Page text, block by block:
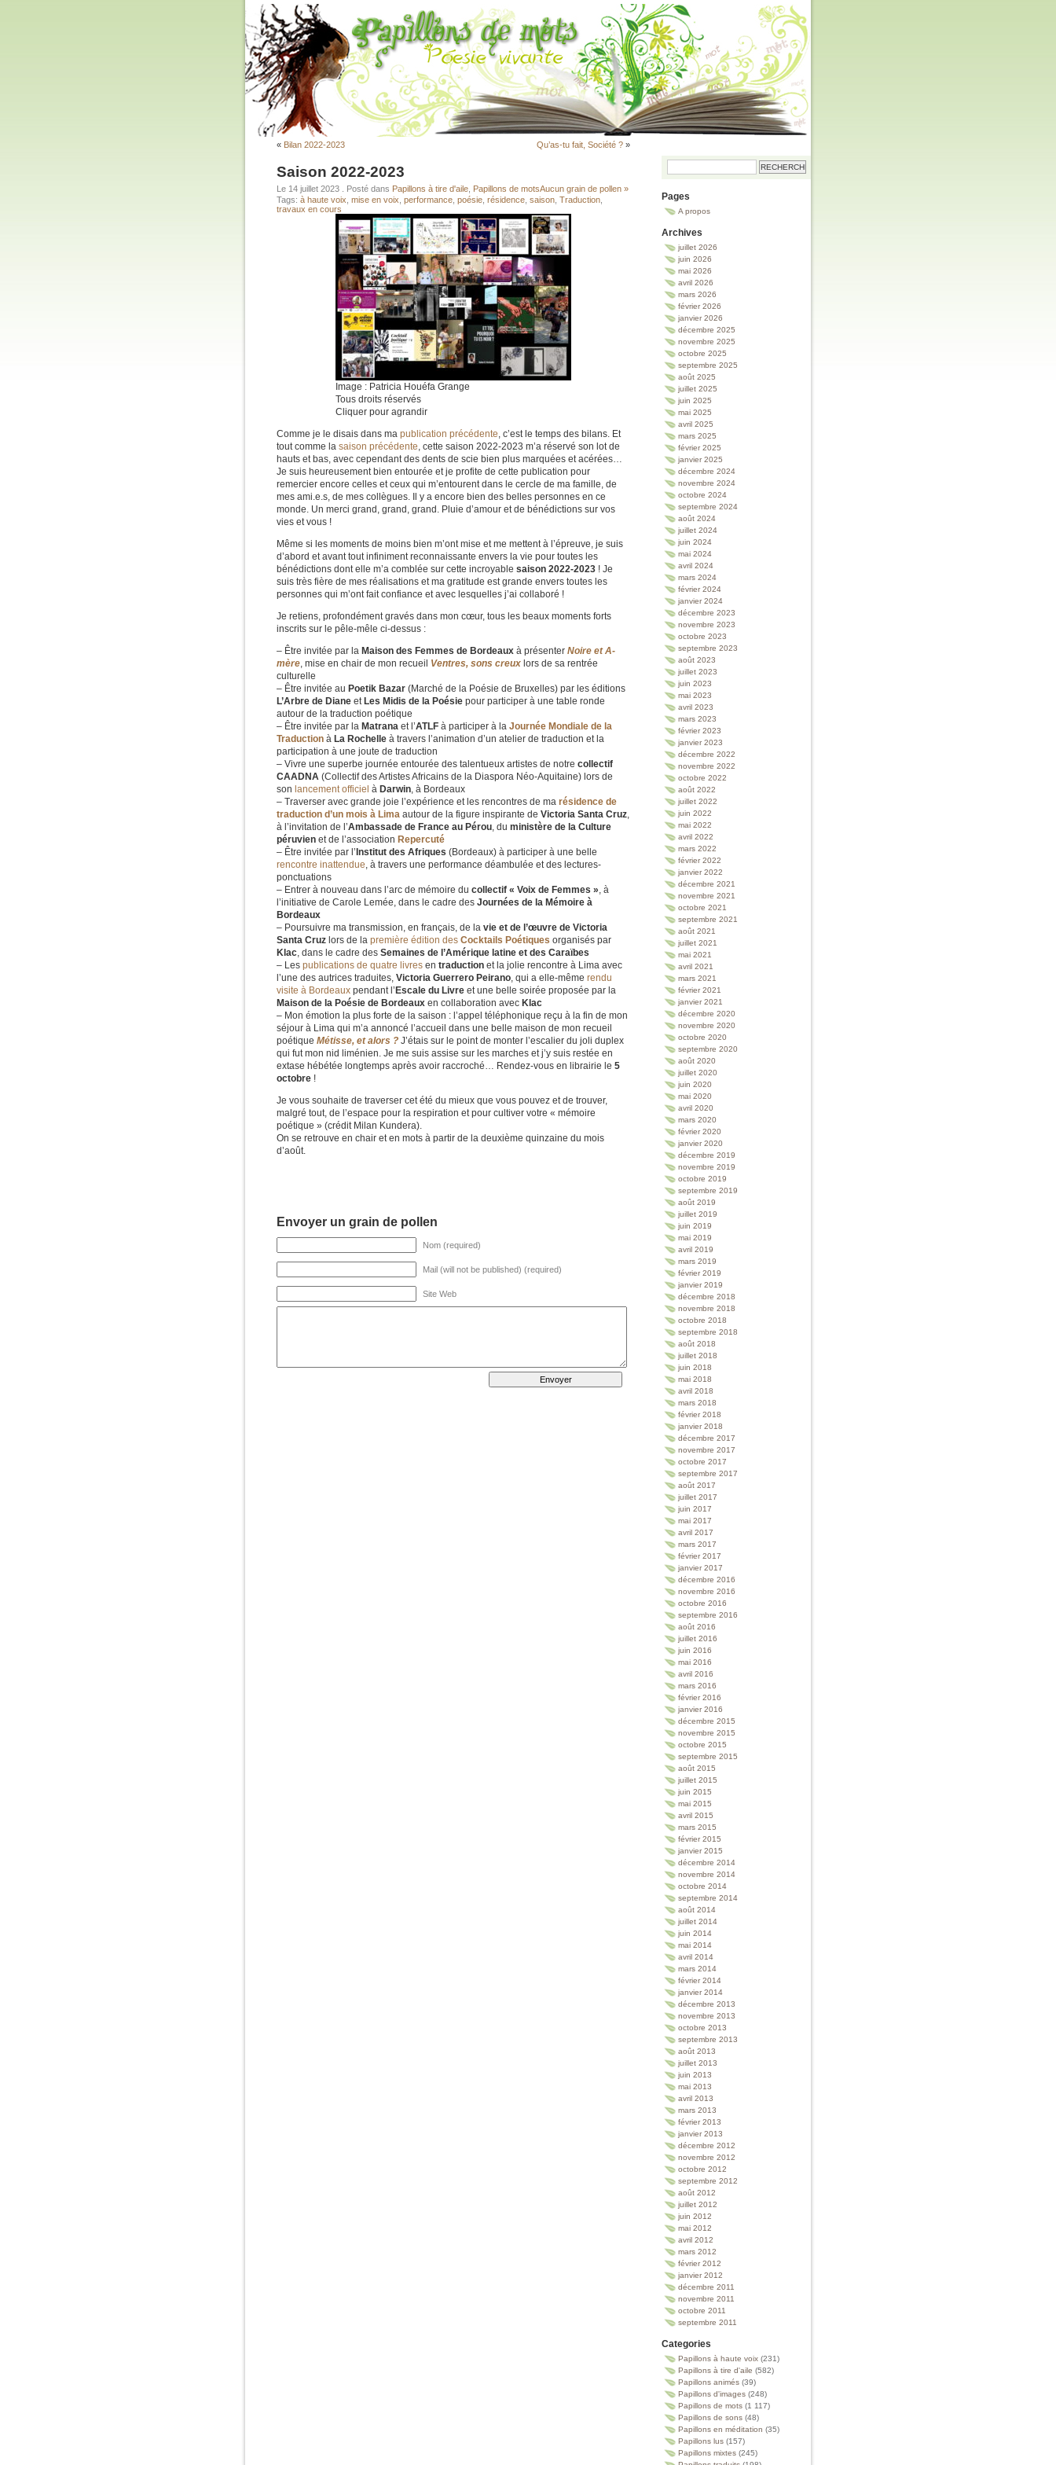
« Bilan 2022-2023 Qu’as-tu fait, Société ? »
Saison 2022-2023
Le 14 juillet 2023 . Posté dans Papillons à tire d'aile Papillons de motsAucun grain de pollen »
Tags: à haute voix mise en voix performance poésie résidence saison Traduction
travaux en cours
Image : Patricia Houéfa Grange
Tous droits réservés
Cliquer pour agrandir
Comme je le disais dans ma publication précédente, c’est le temps des bilans. Et
tout comme la saison précédente, cette saison 2022-2023 m’a réservé son lot de
hauts et bas, avec cependant des dents de scie bien plus marquées et acérées…
Je suis heureusement bien entourée et je profite de cette publication pour
remercier encore celles et ceux qui m’entourent dans le cercle de ma famille, de
mes ami.e.s, de mes collègues. Il y a encore bien des belles personnes en ce
monde. Un merci grand, grand, grand. Pluie d’amour et de bénédictions sur vos
vies et vous !
Même si les moments de moins bien m’ont mise et me mettent à l’épreuve, je suis
d’abord et avant tout infiniment reconnaissante envers la vie pour toutes les
bénédictions dont elle m’a comblée sur cette incroyable saison 2022-2023 ! Je
suis très fière de mes réalisations et ma gratitude est grande envers toutes les
personnes qui m’ont fait confiance et avec lesquelles j’ai collaboré !
Je retiens, profondément gravés dans mon cœur, tous les beaux moments forts
inscrits sur le pêle-mêle ci-dessus :
– Être invitée par la Maison des Femmes de Bordeaux à présenter Noire et A-
mère, mise en chair de mon recueil Ventres, sons creux lors de sa rentrée
culturelle
– Être invitée au Poetik Bazar (Marché de la Poésie de Bruxelles) par les éditions
L’Arbre de Diane et Les Midis de la Poésie pour participer à une table ronde
autour de la traduction poétique
– Être invitée par la Matrana et l’ATLF à participer à la Journée Mondiale de la
Traduction à La Rochelle à travers l’animation d’un atelier de traduction et la
participation à une joute de traduction
– Vivre une superbe journée entourée des talentueux artistes de notre collectif
CAADNA (Collectif des Artistes Africains de la Diaspora Néo-Aquitaine) lors de
son lancement officiel à Darwin, à Bordeaux
– Traverser avec grande joie l’expérience et les rencontres de ma résidence de
traduction d’un mois à Lima autour de la figure inspirante de Victoria Santa Cruz,
à l’invitation de l’Ambassade de France au Pérou, du ministère de la Culture
péruvien et de l’association Repercuté
– Être invitée par l’ Institut des Afriques (Bordeaux) à participer à une belle
rencontre inattendue, à travers une performance déambulée et des lectures-
ponctuations
– Entrer à nouveau dans l’arc de mémoire du collectif « Voix de Femmes », à
l’initiative de Carole Lemée, dans le cadre des Journées de la Mémoire à
Bordeaux
– Poursuivre ma transmission, en français, de la vie et de l’œuvre de Victoria
Santa Cruz lors de la première édition des Cocktails Poétiques organisés par
Klac, dans le cadre des Semaines de l’Amérique latine et des Caraïbes
– Les publications de quatre livres en traduction et la jolie rencontre à Lima avec
l’une des autrices traduites, Victoria Guerrero Peirano, qui a elle-même rendu
visite à Bordeaux pendant l’ Escale du Livre et une belle soirée proposée par la
Maison de la Poésie de Bordeaux en collaboration avec Klac
– Mon émotion la plus forte de la saison : l’appel téléphonique reçu à la fin de mon
séjour à Lima qui m’a annoncé l’accueil dans une belle maison de mon recueil
poétique Métisse, et alors ? J’étais sur le point de monter l’escalier du joli duplex
qui fut mon nid liménien. Je me suis assise sur les marches et j’y suis restée en
extase hébétée longtemps après avoir raccroché… Rendez-vous en librairie le 5
octobre !
Je vous souhaite de traverser cet été du mieux que vous pouvez et de trouver,
malgré tout, de l’espace pour la respiration et pour cultiver votre « mémoire
poétique » (crédit Milan Kundera).
On se retrouve en chair et en mots à partir de la deuxième quinzaine du mois
d’août.
Envoyer un grain de pollen
Nom (required)
Mail (will not be published) (required)
Site Web
Pages
A propos
Archives
juillet 2026
juin 2026
mai 2026
avril 2026
mars 2026
février 2026
janvier 2026
décembre 2025
novembre 2025
octobre 2025
septembre 2025
août 2025
juillet 2025
juin 2025
mai 2025
avril 2025
mars 2025
février 2025
janvier 2025
décembre 2024
novembre 2024
octobre 2024
septembre 2024
août 2024
juillet 2024
juin 2024
mai 2024
avril 2024
mars 2024
février 2024
janvier 2024
décembre 2023
novembre 2023
octobre 2023
septembre 2023
août 2023
juillet 2023
juin 2023
mai 2023
avril 2023
mars 2023
février 2023
janvier 2023
décembre 2022
novembre 2022
octobre 2022
août 2022
juillet 2022
juin 2022
mai 2022
avril 2022
mars 2022
février 2022
janvier 2022
décembre 2021
novembre 2021
octobre 2021
septembre 2021
août 2021
juillet 2021
mai 2021
avril 2021
mars 2021
février 2021
janvier 2021
décembre 2020
novembre 2020
octobre 2020
septembre 2020
août 2020
juillet 2020
juin 2020
mai 2020
avril 2020
mars 2020
février 2020
janvier 2020
décembre 2019
novembre 2019
octobre 2019
septembre 2019
août 2019
juillet 2019
juin 2019
mai 2019
avril 2019
mars 2019
février 2019
janvier 2019
décembre 2018
novembre 2018
octobre 2018
septembre 2018
août 2018
juillet 2018
juin 2018
mai 2018
avril 2018
mars 2018
février 2018
janvier 2018
décembre 2017
novembre 2017
octobre 2017
septembre 2017
août 2017
juillet 2017
juin 2017
mai 2017
avril 2017
mars 2017
février 2017
janvier 2017
décembre 2016
novembre 2016
octobre 2016
septembre 2016
août 2016
juillet 2016
juin 2016
mai 2016
avril 2016
mars 2016
février 2016
janvier 2016
décembre 2015
novembre 2015
octobre 2015
septembre 2015
août 2015
juillet 2015
juin 2015
mai 2015
avril 2015
mars 2015
février 2015
janvier 2015
décembre 2014
novembre 2014
octobre 2014
septembre 2014
août 2014
juillet 2014
juin 2014
mai 2014
avril 2014
mars 2014
février 2014
janvier 2014
décembre 2013
novembre 2013
octobre 2013
septembre 2013
août 2013
juillet 2013
juin 2013
mai 2013
avril 2013
mars 2013
février 2013
janvier 2013
décembre 2012
novembre 2012
octobre 2012
septembre 2012
août 2012
juillet 2012
juin 2012
mai 2012
avril 2012
mars 2012
février 2012
janvier 2012
décembre 2011
novembre 2011
octobre 2011
septembre 2011
Categories
Papillons à haute voix (231)
Papillons à tire d'aile (582)
Papillons animés (39)
Papillons d'images (248)
Papillons de mots (1 117)
Papillons de sons (48)
Papillons en méditation (35)
Papillons lus (157)
Papillons mixtes (245)